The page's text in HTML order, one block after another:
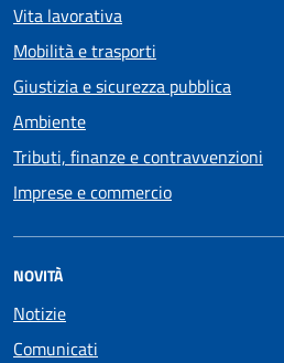
Vita lavorativa
Mobilità e trasporti
Giustizia e sicurezza pubblica
Ambiente
Tributi, finanze e contravvenzioni
Imprese e commercio
NOVITÀ
Notizie
Comunicati